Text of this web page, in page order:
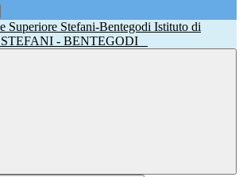
Istituto di
STEFANI - BENTEGODI